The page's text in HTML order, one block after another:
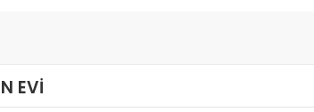
EVİ